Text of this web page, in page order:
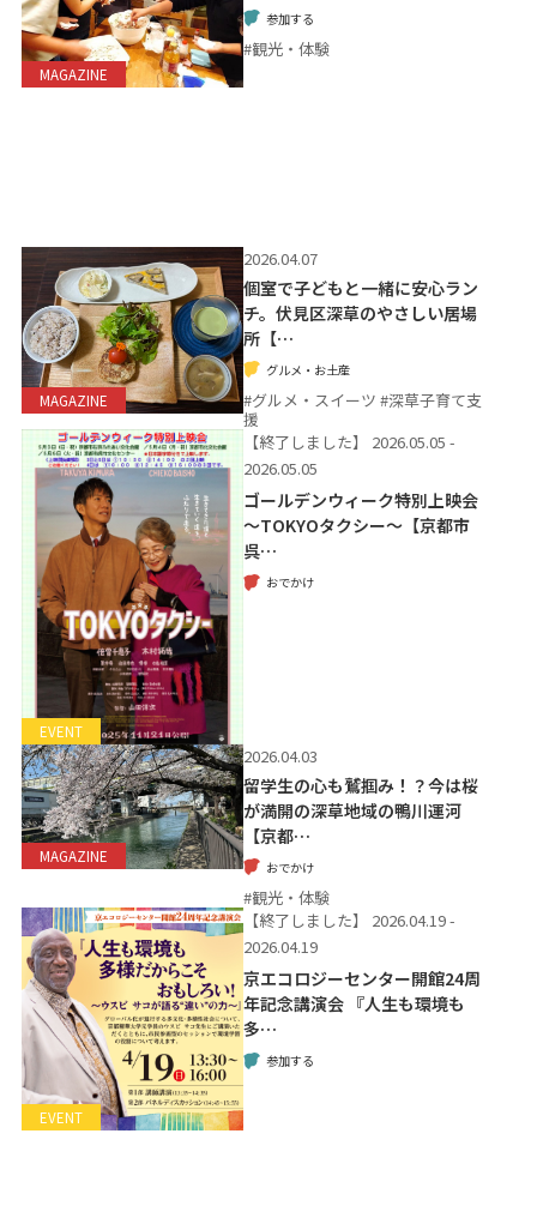
MAGAZINE
参加する
#観光・体験
MAGAZINE
2026.04.07
個室で子どもと一緒に安心ラン
チ。伏見区深草のやさしい居場
所【…
グルメ・お土産
#グルメ・スイーツ #深草子育て支
援
EVENT
【終了しました】
2026.05.05 -
2026.05.05
ゴールデンウィーク特別上映会
～TOKYOタクシー～【京都市
呉…
おでかけ
MAGAZINE
2026.04.03
留学生の心も鷲掴み！？今は桜
が満開の深草地域の鴨川運河
【京都…
おでかけ
#観光・体験
EVENT
【終了しました】
2026.04.19 -
2026.04.19
京エコロジーセンター開館24周
年記念講演会 『人生も環境も
多…
参加する